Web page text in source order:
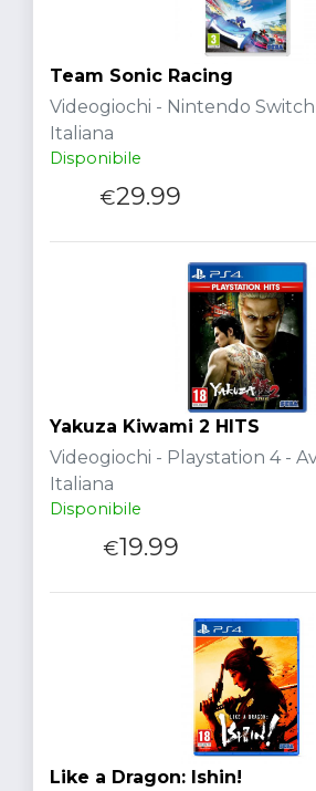
Team Sonic Racing
Videogiochi - Nintendo Switch
Italiana
Disponibile
€29.99
Yakuza Kiwami 2 HITS
Videogiochi - Playstation 4 -
Italiana
Disponibile
€19.99
Like a Dragon: Ishin!